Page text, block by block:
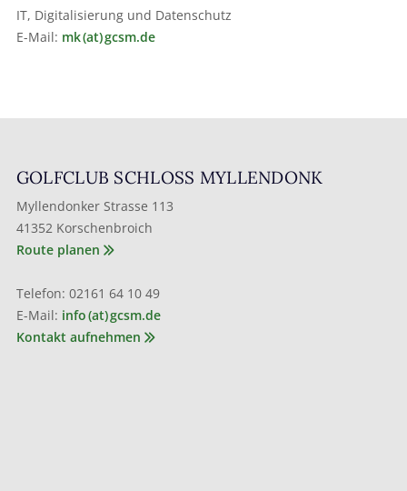
IT, Digitalisierung und Datenschutz
E-Mail: mk (at) gcsm.de
GOLFCLUB SCHLOSS MYLLENDONK
Myllendonker Strasse 113
41352 Korschenbroich
Route planen
Telefon: 02161 64 10 49
E-Mail: info (at) gcsm.de
Kontakt aufnehmen